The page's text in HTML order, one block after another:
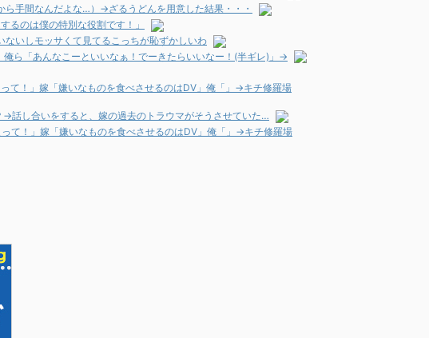
手間なんだよな…）→ざるうどんを用意した結果・・・
るのは僕の特別な役割です！」
いしモッサくて見てるこっちが恥ずかしいわ
ら「あんなこーといいなぁ！でーきたらいいなー！(半ギレ)」→
て！」嫁「嫌いなものを食べさせるのはDV」俺「」→キチ修羅場
話し合いをすると、嫁の過去のトラウマがそうさせていた…
て！」嫁「嫌いなものを食べさせるのはDV」俺「」→キチ修羅場